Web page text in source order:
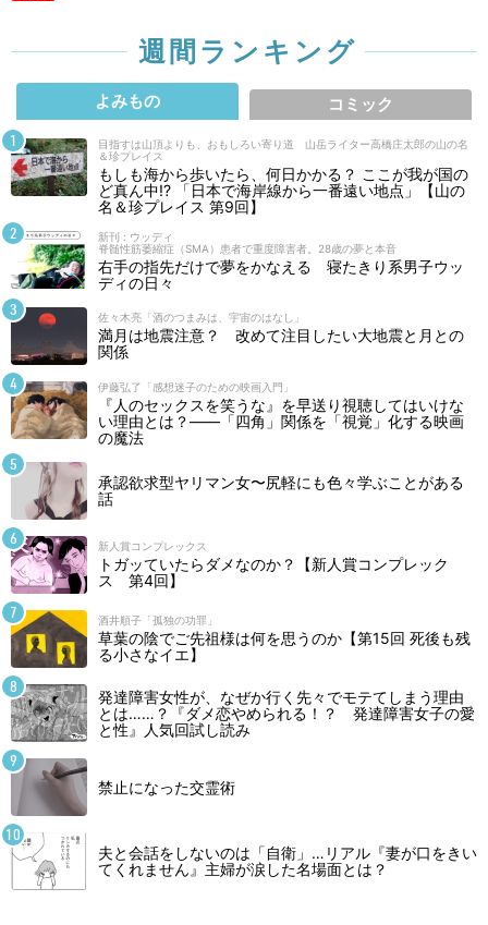
週間ランキング
よみもの コミック
目指すは山頂よりも、おもしろい寄り道 山岳ライター高橋庄太郎の山の名
＆珍プレイス
もしも海から歩いたら、何日かかる？ ここが我が国の
ど真ん中!? 「日本で海岸線から一番遠い地点」【山の
名＆珍プレイス 第9回】
新刊 : ウッディ
脊髄性筋萎縮症（SMA）患者で重度障害者。28歳の夢と本音
右手の指先だけで夢をかなえる 寝たきり系男子ウッ
ディの日々
佐々木亮「酒のつまみは、宇宙のはなし」
満月は地震注意？ 改めて注目したい大地震と月との
関係
伊藤弘了「感想迷子のための映画入門」
『人のセックスを笑うな』を早送り視聴してはいけな
い理由とは？――「四角」関係を「視覚」化する映画
の魔法
承認欲求型ヤリマン女〜尻軽にも色々学ぶことがある
話
新人賞コンプレックス
トガッていたらダメなのか？【新人賞コンプレック
ス 第4回】
酒井順子「孤独の功罪」
草葉の陰でご先祖様は何を思うのか【第15回 死後も残
る小さなイエ】
発達障害女性が、なぜか行く先々でモテてしまう理由
とは……？『ダメ恋やめられる！？ 発達障害女子の愛
と性』人気回試し読み
禁止になった交霊術
夫と会話をしないのは「自衛」…リアル『妻が口をきい
てくれません』主婦が涙した名場面とは？